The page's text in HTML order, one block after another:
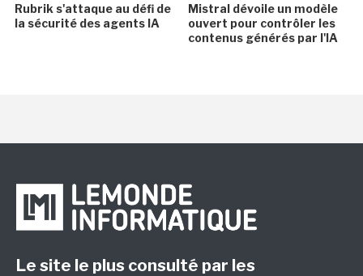
Rubrik s'attaque au défi de
la sécurité des agents IA
Mistral dévoile un modèle
ouvert pour contrôler les
contenus générés par l'IA
Le site le plus consulté par les